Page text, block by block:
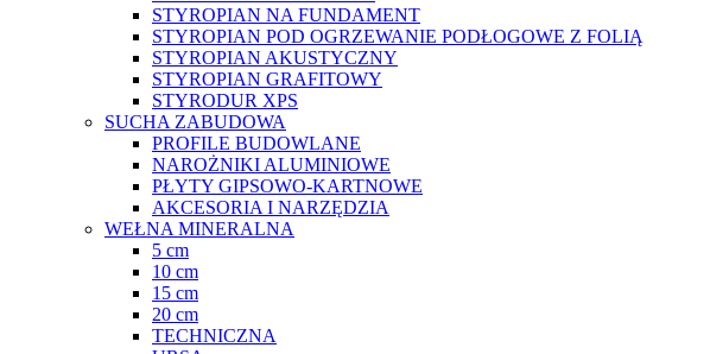
STYROPIAN NA FUNDAMENT
STYROPIAN POD OGRZEWANIE PODŁOGOWE Z FOLIĄ
STYROPIAN AKUSTYCZNY
STYROPIAN GRAFITOWY
STYRODUR XPS
SUCHA ZABUDOWA
PROFILE BUDOWLANE
NAROŻNIKI ALUMINIOWE
PŁYTY GIPSOWO-KARTNOWE
AKCESORIA I NARZĘDZIA
WEŁNA MINERALNA
5 cm
10 cm
15 cm
20 cm
TECHNICZNA